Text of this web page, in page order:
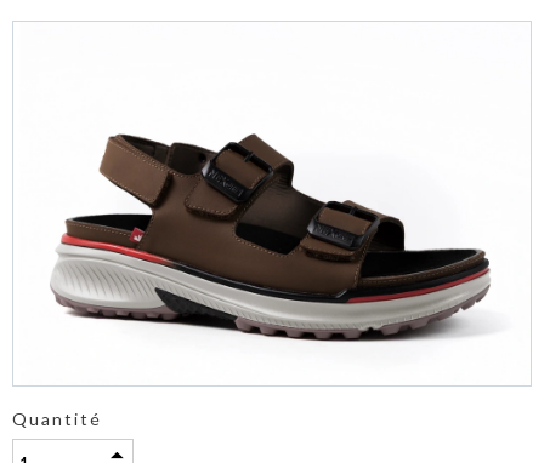
Quantité